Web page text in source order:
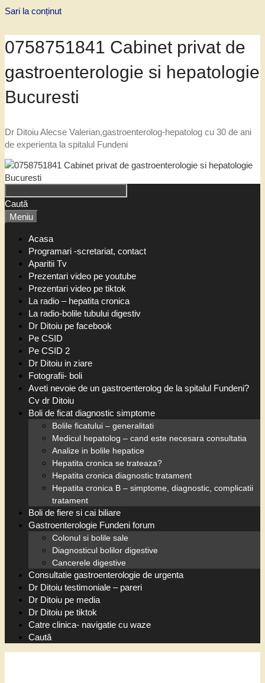
Sari la conținut
0758751841 Cabinet privat de
gastroenterologie si hepatologie
Bucuresti
Dr Ditoiu Alecse Valerian,gastroenterolog-hepatolog cu 30 de ani
de experienta la spitalul Fundeni
Caută
Meniu
Acasa
Programari -scretariat, contact
Aparitii Tv
Prezentari video pe youtube
Prezentari video pe tiktok
La radio – hepatita cronica
La radio-bolile tubului digestiv
Dr Ditoiu pe facebook
Pe CSID
Pe CSID 2
Dr Ditoiu in ziare
Fotografii- boli
Aveti nevoie de un gastroenterolog de la spitalul Fundeni?
Cv dr Ditoiu
Boli de ficat diagnostic simptome
Bolile ficatului – generalitati
Medicul hepatolog – cand este necesara consultatia
Analize in bolile hepatice
Hepatita cronica se trateaza?
Hepatita cronica diagnostic tratament
Hepatita cronica B – simptome, diagnostic, complicatii
tratament
Boli de fiere si cai biliare
Gastroenterologie Fundeni forum
Colonul si bolile sale
Diagnosticul bolilor digestive
Cancerele digestive
Consultatie gastroenterologie de urgenta
Dr Ditoiu testimoniale – pareri
Dr Ditoiu pe media
Dr Ditoiu pe tiktok
Catre clinica- navigatie cu waze
Caută